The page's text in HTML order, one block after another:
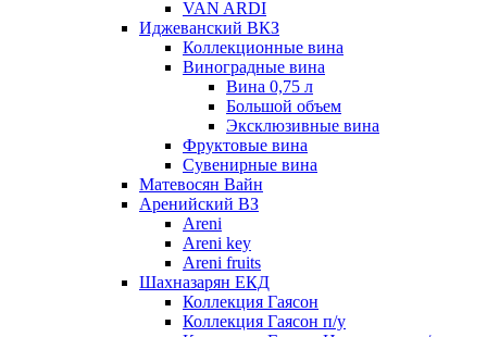
VAN ARDI
Иджеванский ВКЗ
Коллекционные вина
Виноградные вина
Вина 0,75 л
Большой объем
Эксклюзивные вина
Фруктовые вина
Cувенирные вина
Матевосян Вайн
Аренийский ВЗ
Areni
Areni key
Areni fruits
Шахназарян ЕКД
Коллекция Гаясон
Коллекция Гаясон п/у